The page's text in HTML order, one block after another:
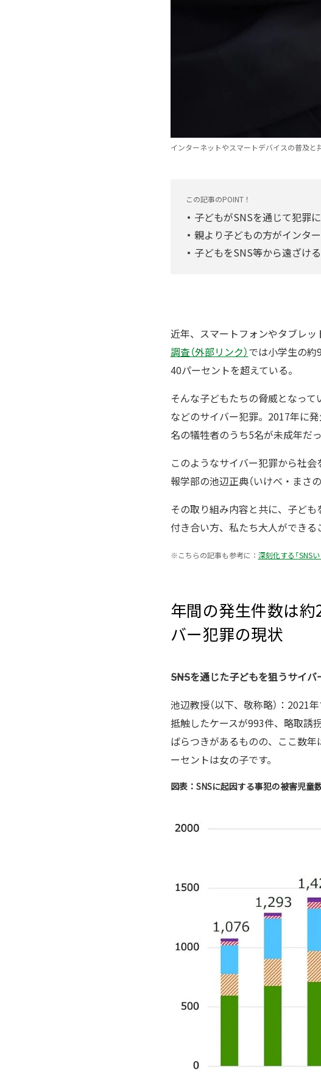
インターネットやスマートデバイスの普及
この記事のPOINT！
子どもがSNSを通じて犯罪
親より子どもの方がインタ
子どもをSNS等から遠ざけ
近年、スマートフォンやタブレ
調査（外部リンク）では小学生の
40パーセントを超えている。
そんな子どもたちの脅威となっ
などのサイバー犯罪。2017年に
名の犠牲者のうち5名が未成年だ
このようなサイバー犯罪から社会
報学部の池辺正典（いけべ・まさの
その取り組み内容と共に、子ど
付き合い方、私たち大人ができる
※こちらの記事も参考に： 深刻化する「SNS
年間の発生件数は
バー犯罪の現状
――SNSを通じた子どもを狙うサイ
池辺教授（以下、敬称略）：
抵触したケースが993件、略取誘
ばらつきがあるものの、ここ数
ーセントは女の子です。
図表：SNSに起因する事犯の被害児童